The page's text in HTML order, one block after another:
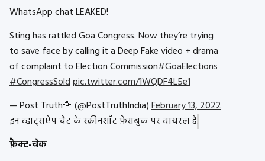
WhatsApp chat LEAKED!
Sting has rattled Goa Congress. Now they’re trying
to save face by calling it a Deep Fake video + drama
of complaint to Election Commission#GoaElections
#CongressSoldpic.twitter.com/1WQDF4L5e1
— Post Truth🌹 (@PostTruthIndia)February 13, 2022
इन व्हाट्सऐप चैट के स्क्रीनशॉट फ़ेसबुक पर वायरल है.
फ़ैक्ट-चेक